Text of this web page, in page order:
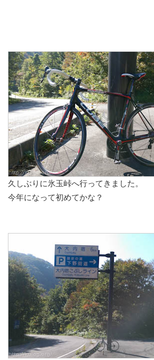
久しぶりに氷玉峠へ行ってきました。
今年になって初めてかな？